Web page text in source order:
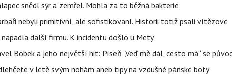
snědl sýr a zemřel. Mohla za to běžná bakterie
nebyli primitivní, ale sofistikovaní. Historii totiž psali vítězové
napadla další firmu. K incidentu došlo u Mety
Bobek a jeho největší hit: Píseň „Veď mě dál, cesto má“ se
v létě svým nohám aneb tipy na vzdušné pánské boty